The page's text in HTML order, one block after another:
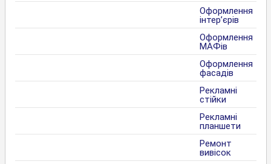
Оформлення
інтер’єрів
Оформлення
МАФів
Оформлення
фасадів
Рекламні
стійки
Рекламні
планшети
Ремонт
вивісок